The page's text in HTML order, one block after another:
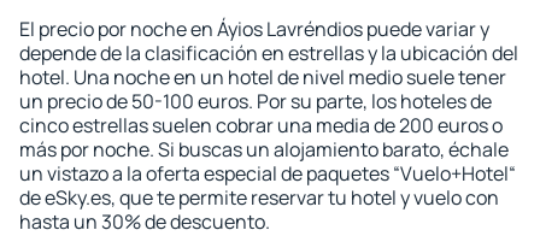
El precio por noche en Áyios Lavréndios puede variar y
depende de la clasificación en estrellas y la ubicación del
hotel. Una noche en un hotel de nivel medio suele tener
un precio de 50-100 euros. Por su parte, los hoteles de
cinco estrellas suelen cobrar una media de 200 euros o
más por noche. Si buscas un alojamiento barato, échale
un vistazo a la oferta especial de paquetes “Vuelo+Hotel“
de eSky.es, que te permite reservar tu hotel y vuelo con
hasta un 30% de descuento.